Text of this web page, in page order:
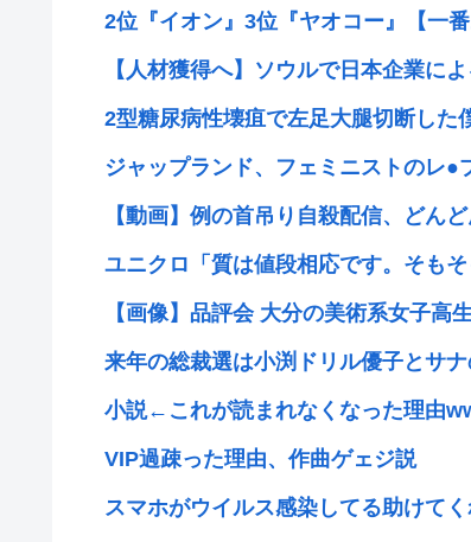
2位『イオン』3位『ヤオコー』【一
【人材獲得へ】ソウルで日本企業に
2型糖尿病性壊疽で左足大腿切断した
ジャップランド、フェミニストのレ●
【動画】例の首吊り自殺配信、どん
ユニクロ「質は値段相応です。そも
【画像】品評会 大分の美術系女子高
来年の総裁選は小渕ドリル優子とサ
小説←これが読まれなくなった理由
VIP過疎った理由、作曲ゲェジ説
スマホがウイルス感染してる助けて